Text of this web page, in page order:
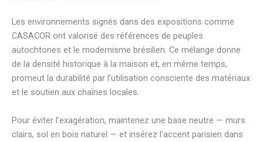
Les environnements signés dans des expositions comme
CASACOR ont valorisé des références de peuples
autochtones et le modernisme brésilien. Ce mélange donne
de la densité historique à la maison et, en même temps,
promeut la durabilité par l’utilisation consciente des matériaux
et le soutien aux chaînes locales.
Pour éviter l’exagération, maintenez une base neutre — murs
clairs, sol en bois naturel — et insérez l’accent parisien dans